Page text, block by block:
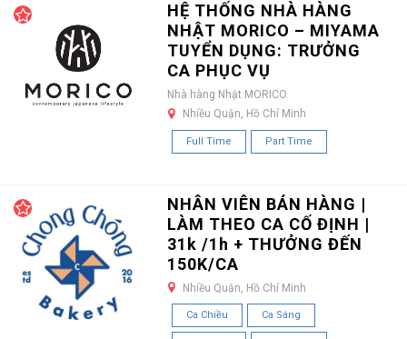
HỆ THỐNG NHÀ HÀNG
NHẬT MORICO – MIYAMA
TUYỂN DỤNG: TRƯỞNG
CA PHỤC VỤ
Nhà hàng Nhật MORICO
Nhiều Quận, Hồ Chí Minh
Full Time Part Time
NHÂN VIÊN BÁN HÀNG |
LÀM THEO CA CỐ ĐỊNH |
31k /1h + THƯỞNG ĐẾN
150K/CA
Nhiều Quận, Hồ Chí Minh
Ca Chiều Ca Sáng